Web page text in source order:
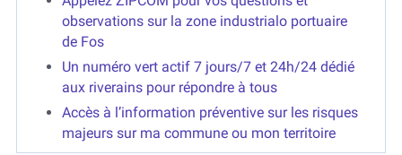
observations sur la zone industrialo portuaire
de Fos
Un numéro vert actif 7 jours/7 et 24h/24 dédié
aux riverains pour répondre à tous
Accès à l’information préventive sur les risques
majeurs sur ma commune ou mon territoire